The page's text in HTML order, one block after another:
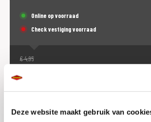
Deze website maakt gebruik van
Online op voorraad
Check vestiging voorraad
€4,95
Plaats in winkelwagen